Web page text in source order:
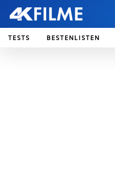
TESTS BESTENLISTEN